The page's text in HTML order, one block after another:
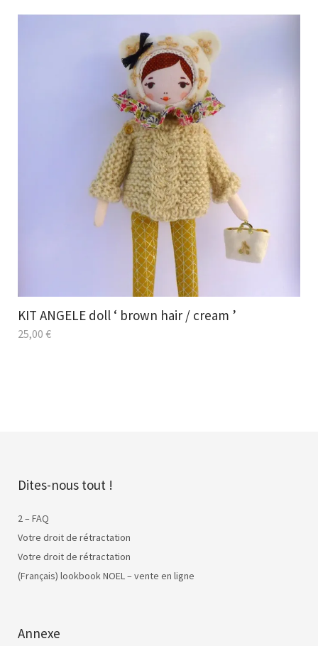
KIT ANGELE doll ‘ brown hair / cream ’
25,00 €
Dites-nous tout !
2 – FAQ
Votre droit de rétractation
Votre droit de rétractation
(Français) lookbook NOEL – vente en ligne
Annexe